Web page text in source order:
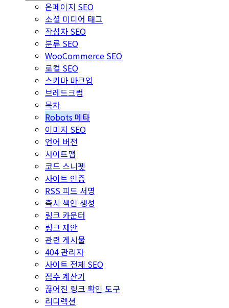
온페이지 SEO
소셜 미디어 태그
작성자 SEO
분류 SEO
WooCommerce SEO
로컬 SEO
스키마 마크업
브레드크럼
목차
Robots 메타
이미지 SEO
언어 버전
사이트맵
코드 스니펫
사이트 인증
RSS 피드 서명
즉시 색인 생성
링크 카운터
링크 제안
관련 게시물
404 관리자
사이트 전체 SEO
점수 계산기
끊어진 링크 확인 도구
리디렉션